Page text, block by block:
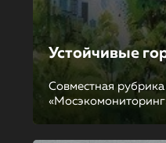
Устойчивые
Совместная